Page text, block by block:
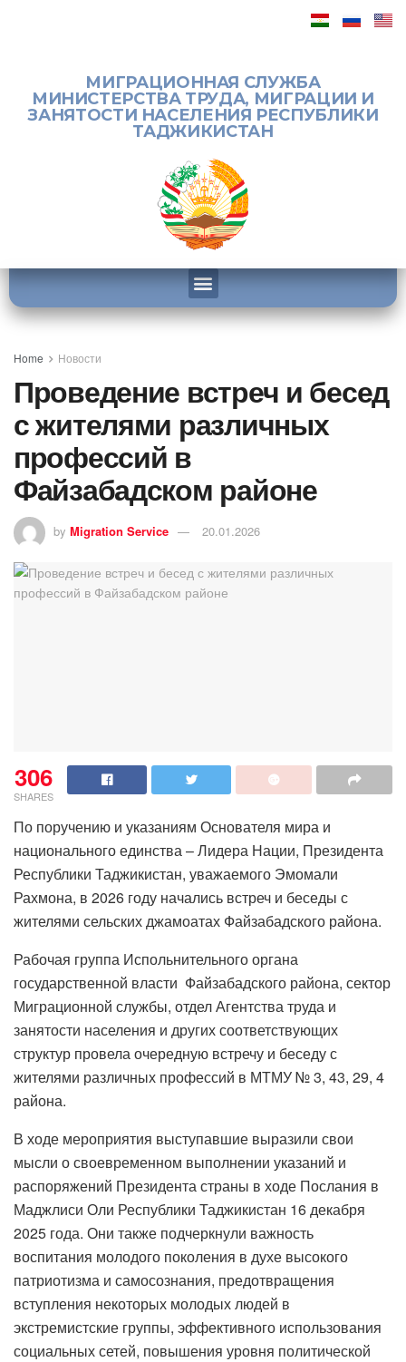
МИГРАЦИОННАЯ СЛУЖБА
МИНИСТЕРСТВА ТРУДА, МИГРАЦИИ И
ЗАНЯТОСТИ НАСЕЛЕНИЯ РЕСПУБЛИКИ
ТАДЖИКИСТАН
Home Новости
Проведение встреч и бесед
с жителями различных
профессий в
Файзабадском районе
by Migration Service 20.01.2026
306
SHARES
По поручению и указаниям Основателя мира и
национального единства – Лидера Нации, Президента
Республики Таджикистан, уважаемого Эмомали
Рахмона, в 2026 году начались встреч и беседы с
жителями сельских джамоатах Файзабадского района.
Рабочая группа Испольнительного органа
государственной власти Файзабадского района, сектор
Миграционной службы, отдел Агентства труда и
занятости населения и других соответствующих
структур провела очередную встречу и беседу с
жителями различных профессий в МТМУ № 3, 43, 29, 4
района.
В ходе мероприятия выступавшие выразили свои
мысли о своевременном выполнении указаний и
распоряжений Президента страны в ходе Послания в
Маджлиси Оли Республики Таджикистан 16 декабря
2025 года. Они также подчеркнули важность
воспитания молодого поколения в духе высокого
патриотизма и самосознания, предотвращения
вступления некоторых молодых людей в
экстремистские группы, эффективного использования
социальных сетей, повышения уровня политической